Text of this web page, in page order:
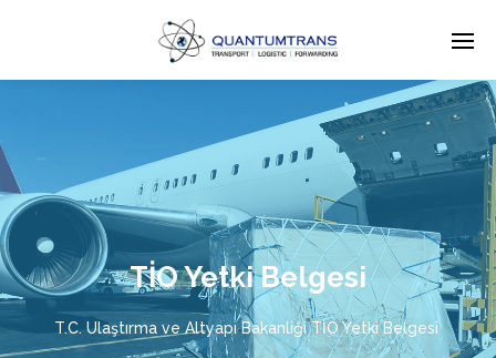
TİO Yetki Belgesi
T.C. Ulaştırma ve Altyapı Bakanliği TİO Yetki Belgesi